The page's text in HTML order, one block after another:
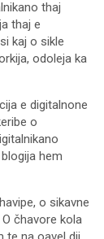
thaj
thaj e
kaj o sikle
odoleja ka
e digitalnone
o
hem
o sikavne
čhavore kola